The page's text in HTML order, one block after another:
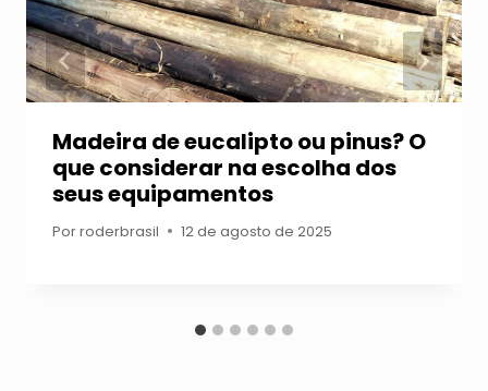
Madeira de eucalipto ou pinus? O
que considerar na escolha dos
seus equipamentos
Porroderbrasil 12 de agosto de 2025